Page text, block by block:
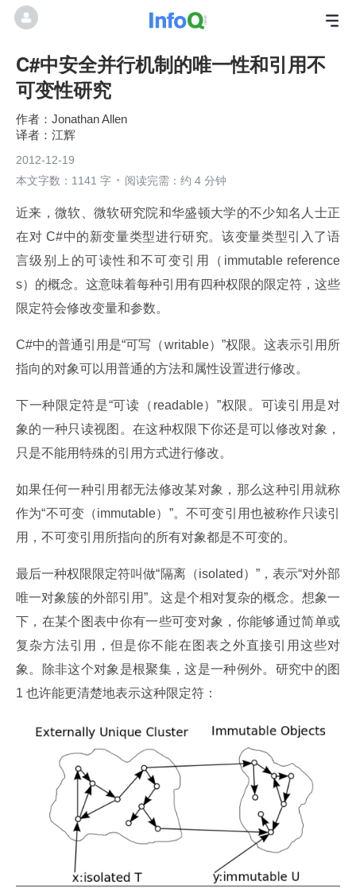
C#中安全并行机制的唯一性和引用不
可变性研究
Jonathan Allen
江辉
2012-12-19
本文字数：1141 字
阅读完需：约 4 分钟
近来，微软、微软研究院和华盛顿大学的不少知名人士正
在对 C#中的新变量类型进行研究。该变量类型引入了语
言级别上的可读性和不可变引用（immutable reference
s）的概念。这意味着每种引用有四种权限的限定符，这些
限定符会修改变量和参数。
C#中的普通引用是“可写（writable）”权限。这表示引用所
指向的对象可以用普通的方法和属性设置进行修改。
下一种限定符是“可读（readable）”权限。可读引用是对
象的一种只读视图。在这种权限下你还是可以修改对象，
只是不能用特殊的引用方式进行修改。
如果任何一种引用都无法修改某对象，那么这种引用就称
作为“不可变（immutable）”。不可变引用也被称作只读引
用，不可变引用所指向的所有对象都是不可变的。
最后一种权限限定符叫做“隔离（isolated）”，表示“对外部
唯一对象簇的外部引用”。这是个相对复杂的概念。想象一
下，在某个图表中你有一些可变对象，你能够通过简单或
复杂方法引用，但是你不能在图表之外直接引用这些对
象。除非这个对象是根聚集，这是一种例外。研究中的图
1 也许能更清楚地表示这种限定符：